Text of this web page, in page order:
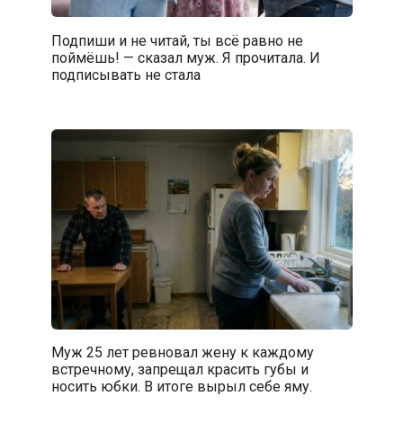
Подпиши и не читай, ты всё равно не
поймёшь! — сказал муж. Я прочитала. И
подписывать не стала
Муж 25 лет ревновал жену к каждому
встречному, запрещал красить губы и
носить юбки. В итоге вырыл себе яму.